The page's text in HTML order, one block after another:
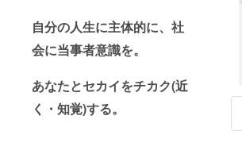
自分の人生に主体的に、社
会に当事者意識を。
あなたとセカイをチカク(近
く・知覚)する。